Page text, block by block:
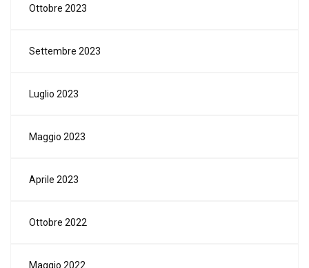
Ottobre 2023
Settembre 2023
Luglio 2023
Maggio 2023
Aprile 2023
Ottobre 2022
Maggio 2022